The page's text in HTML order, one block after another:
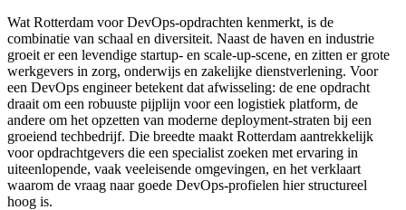
Wat Rotterdam voor DevOps-opdrachten kenmerkt, is de
combinatie van schaal en diversiteit. Naast de haven en industrie
groeit er een levendige startup- en scale-up-scene, en zitten er grote
werkgevers in zorg, onderwijs en zakelijke dienstverlening. Voor
een DevOps engineer betekent dat afwisseling: de ene opdracht
draait om een robuuste pijplijn voor een logistiek platform, de
andere om het opzetten van moderne deployment-straten bij een
groeiend techbedrijf. Die breedte maakt Rotterdam aantrekkelijk
voor opdrachtgevers die een specialist zoeken met ervaring in
uiteenlopende, vaak veeleisende omgevingen, en het verklaart
waarom de vraag naar goede DevOps-profielen hier structureel
hoog is.